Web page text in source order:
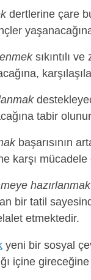
dertlerine çare
sıkıntılı
tabir
başarısının
karşı
hazırlanmak
bir tatil
etmektedir.
yeni bir sosyal
içine